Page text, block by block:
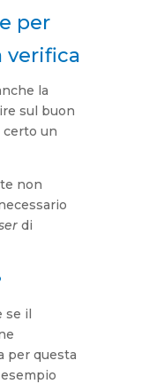
per
verifica
la
sul buon
certo un
non
di
se il
per questa